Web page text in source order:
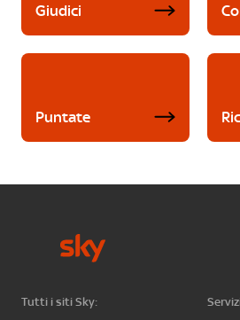
Giudici
Puntate
Tutti i siti Sky: